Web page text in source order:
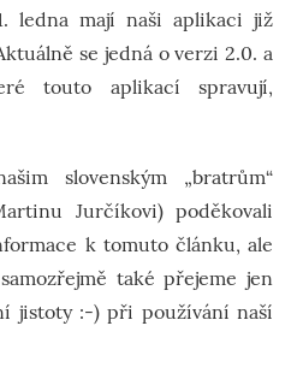
ledna mají naši aplikaci již
se jedná o verzi 2.0. a
touto aplikací spravují,
slovenským „bratrům“
Jurčíkovi) poděkovali
k tomuto článku, ale
také přejeme jen
jistoty :-) při používání naší